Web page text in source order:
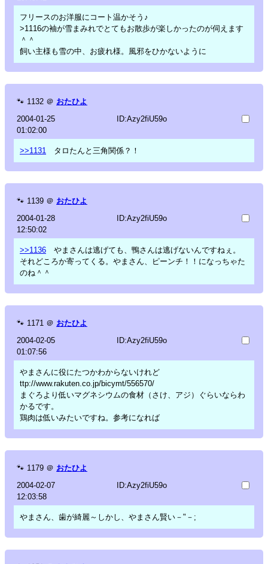
フリースのお洋服にコート温かそう♪
>1116の袖が雪まみれでとてもお散歩が楽しかったのが伺えます
＾＾
飼い主様も雪の中、お疲れ様。風邪をひかないように
🐾 1132 ＠ おたひよ
2004-01-25
01:02:00
ID:Azy2fiU59o
>>1131 タロたんと三角関係？！
🐾 1139 ＠ おたひよ
2004-01-28
12:50:02
ID:Azy2fiU59o
>>1136 やまさんは逃げても、鴨さんは逃げないんですねぇ。
それどころか寄ってくる。やまさん、ピーンチ！！になっちゃた
のね＾＾
🐾 1171 ＠ おたひよ
2004-02-05
01:07:56
ID:Azy2fiU59o
やまさんに役にたつかわからないけれど
ttp://www.rakuten.co.jp/bicymt/556570/
まぐろより低いマグネシウムの食材（さけ、アジ）ぐらいならわ
かるです。
鶏肉は低いみたいですね。参考になれば
🐾 1179 ＠ おたひよ
2004-02-07
12:03:58
ID:Azy2fiU59o
やまさん、歯が綺麗～しかし、やまさん賢い－"－;